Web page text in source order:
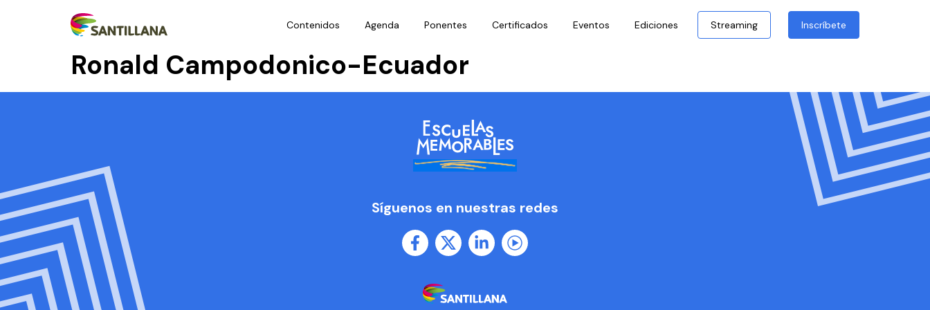
Contenidos Agenda Ponentes Certificados Eventos Ediciones Streaming Inscríbete
Ronald Campodonico-Ecuador
Síguenos en nuestras redes